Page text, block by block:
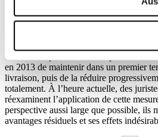
effet, la sécurité induite par l’obligation
Swatch Group ni ses concurrents à
mouvements mécaniques, ce qui nuit à
Tenant compte de ces deux points de
en 2013 de maintenir dans un premier
livraison, puis de la réduire
totalement. À l’heure actuelle, des
réexaminent l’application de cette
perspective aussi large que possible, ils
avantages résiduels et ses effets